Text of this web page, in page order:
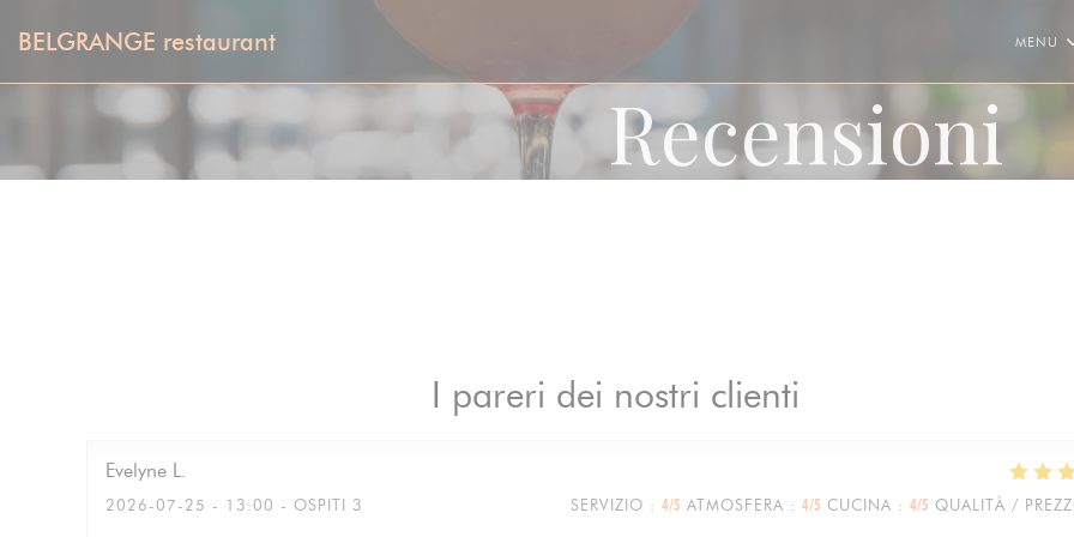
BELGRANGE restaurant MENU
Recensioni
I pareri dei nostri clienti
Evelyne L
2026-07-25 - 13:00 - OSPITI 3 SERVIZIO : 4/5 ATMOSFERA : 4/5 CUCINA : 4/5 QUALITÀ /